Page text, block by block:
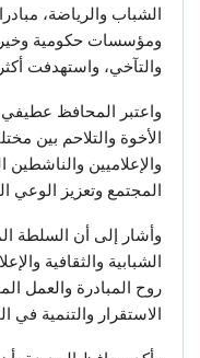
الشباب والرياضة،
ومؤسسات حكومية
والتآخي، واستهدفت
واعتبر المحافظ
الأخوة والتلاحم بين
والإعلاميين
المجتمع وتعزيز الوعي
وأشار إلى أن السلطة
الشبابية والثقافية
روح المبادرة والعمل
الاستقرار والتنمية في